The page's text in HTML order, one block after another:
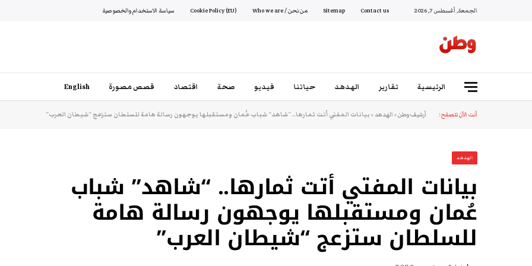
الجمعة, أغسطس 7, 2026 Contact us
Sitemap من نحن / Who we are Cookie Policy (EU) سياسة الاستخدام والخصوصية
الرئيسية تقارير الهدهد حياتنا فيديو صحة اقتصاد قصص مصورة English
أنت الآن تتصفح: أرشيف وطن»الهدهد»بيانات المفتي أتت ثمارها.. “شاهد” شباب عُمان ومستقبلها يوجهون رسالة هامة للسلطان ستزعج “شيطان العرب”
الهدهد
بيانات المفتي أتت ثمارها.. “شاهد” شباب
عُمان ومستقبلها يوجهون رسالة هامة
للسلطان ستزعج “شيطان العرب”